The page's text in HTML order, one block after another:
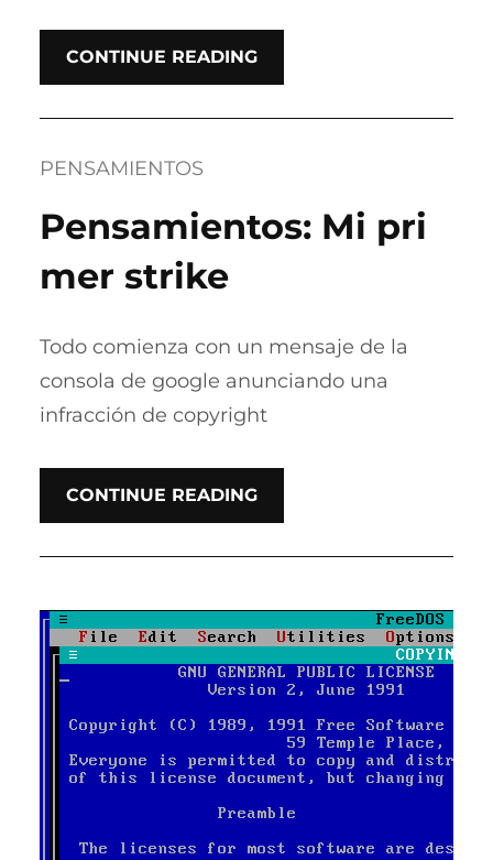
CONTINUE READING
PENSAMIENTOS
Pensamientos: Mi pri
mer strike
Todo comienza con un mensaje de la
consola de google anunciando una
infracción de copyright
CONTINUE READING